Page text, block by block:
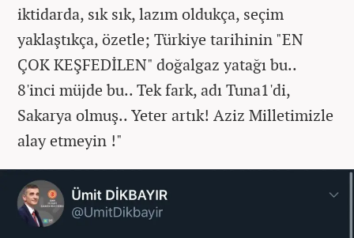
iktidarda, sık sık, lazım oldukça, seçim
yaklaştıkça, özetle; Türkiye tarihinin "EN
ÇOK KEŞFEDİLEN" doğalgaz yatağı bu..
8'inci müjde bu.. Tek fark, adı Tuna1'di,
Sakarya olmuş.. Yeter artık! Aziz Milletimizle
alay etmeyin !"